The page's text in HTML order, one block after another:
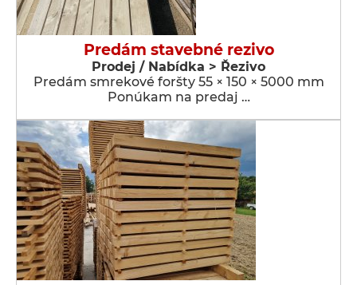
Predám stavebné rezivo
Prodej / Nabídka > Řezivo
Predám smrekové foršty 55 × 150 × 5000 mm
Ponúkam na predaj …